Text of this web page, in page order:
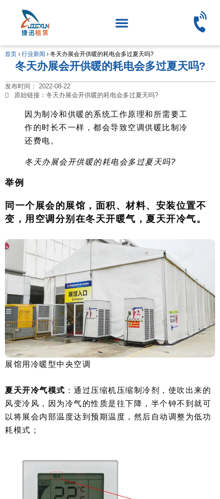
首页 › 行业新闻 › 冬天办展会开供暖的耗电会多过夏天吗?
冬天办展会开供暖的耗电会多过夏天吗?
发布时间： 2022-08-22
原始链接：冬天办展会开供暖的耗电会多过夏天吗?
因为制冷和供暖的系统工作原理和所需要工
作的时长不一样，都会导致空调供暖比制冷
还费电。
冬天办展会开供暖的耗电会多过夏天吗?
举例
同一个展会的展馆，面积、材料、安装位置不
变，用空调分别在冬天开暖气，夏天开冷气。
展馆用冷暖型中央空调
夏天开冷气模式 ：通过压缩机压缩制冷剂，使吹出来的
风变冷风，因为冷气的性质是往下降，半个钟不到就可
以将展会内部温度达到预期温度，然后自动调整为低功
耗模式；